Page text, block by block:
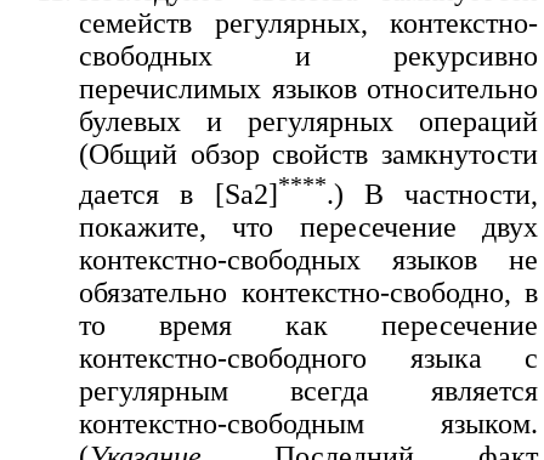
семейств регулярных, контекстно-
свободных и рекурсивно
перечислимых языков относительно
булевых и регулярных операций
(Общий обзор свойств замкнутости
дается в [Sa2]****.) В частности,
покажите, что пересечение двух
контекстно-свободных языков не
обязательно контекстно-свободно, в
то время как пересечение
контекстно-свободного языка с
регулярным всегда является
контекстно-свободным языком.